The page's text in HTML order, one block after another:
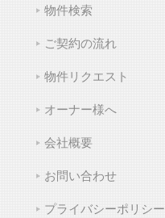
物件検索
ご契約の流れ
物件リクエスト
オーナー様へ
会社概要
お問い合わせ
プライバシーポリシー